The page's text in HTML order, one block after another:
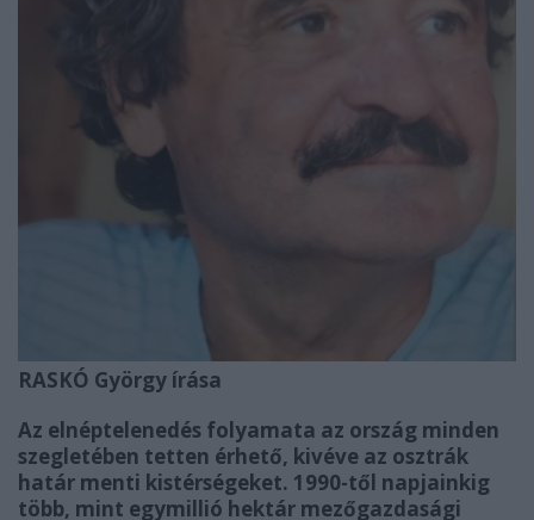
RASKÓ György írása
Az elnéptelenedés folyamata az ország minden
szegletében tetten érhető, kivéve az osztrák
határ menti kistérségeket. 1990-től napjainkig
több, mint egymillió hektár mezőgazdasági